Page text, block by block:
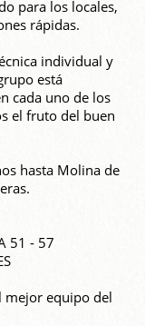
para los locales,
rápidas.
individual y
está
cada uno de los
el fruto del buen
hasta Molina de
51 - 57
mejor equipo del